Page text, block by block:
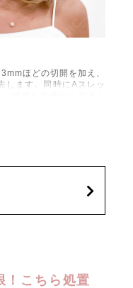
ほどの切開を加え、
します。同時にAスレッ
皮膚を内側から引き上
れ感などが術後一時的
術箇所の知覚鈍麻、ぼ
などを生じることがご
！こちら処置